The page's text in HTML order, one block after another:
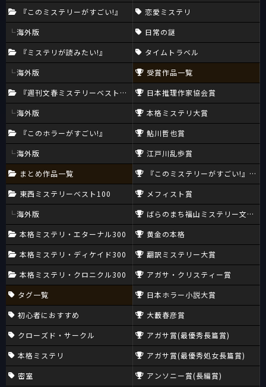
『このミステリーがすごい!』
海外版
『ミステリが読みたい!』
海外版
『週刊文春ミステリーベスト10』
海外版
『このホラーがすごい!』
海外版
まとめ作品一覧
東西ミステリーベスト100
海外版
本格ミステリ・エターナル300
本格ミステリ・ディケイド300
本格ミステリ・クロニクル300
タグ一覧
初心者におすすめ
クローズド・サークル
本格ミステリ
密室
恋愛ミステリ
日常の謎
タイムトラベル
受賞作品一覧
日本推理作家協会賞
本格ミステリ大賞
鮎川哲也賞
江戸川乱歩賞
『このミステリーがすごい!』大賞
メフィスト賞
ばらのまち福山ミステリー文学新
黄金の本格
翻訳ミステリー大賞
アガサ・クリスティー賞
日本ホラー小説大賞
大藪春彦賞
アガサ賞(最優秀長篇賞)
アガサ賞(最優秀処女長篇賞)
アンソニー賞(長編賞)